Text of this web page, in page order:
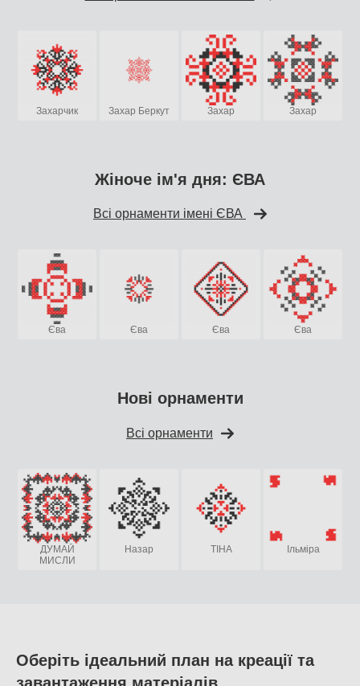
Захарчик Захар Беркут Захар Захар
Жіноче ім'я дня: ЄВА
Всі орнаменти імені ЄВА
Єва Єва Єва Єва
Нові орнаменти
Всі орнаменти
ДУМАЙ
МИСЛИ
Назар ТІНА Ільміра
Оберіть ідеальний план на креації та